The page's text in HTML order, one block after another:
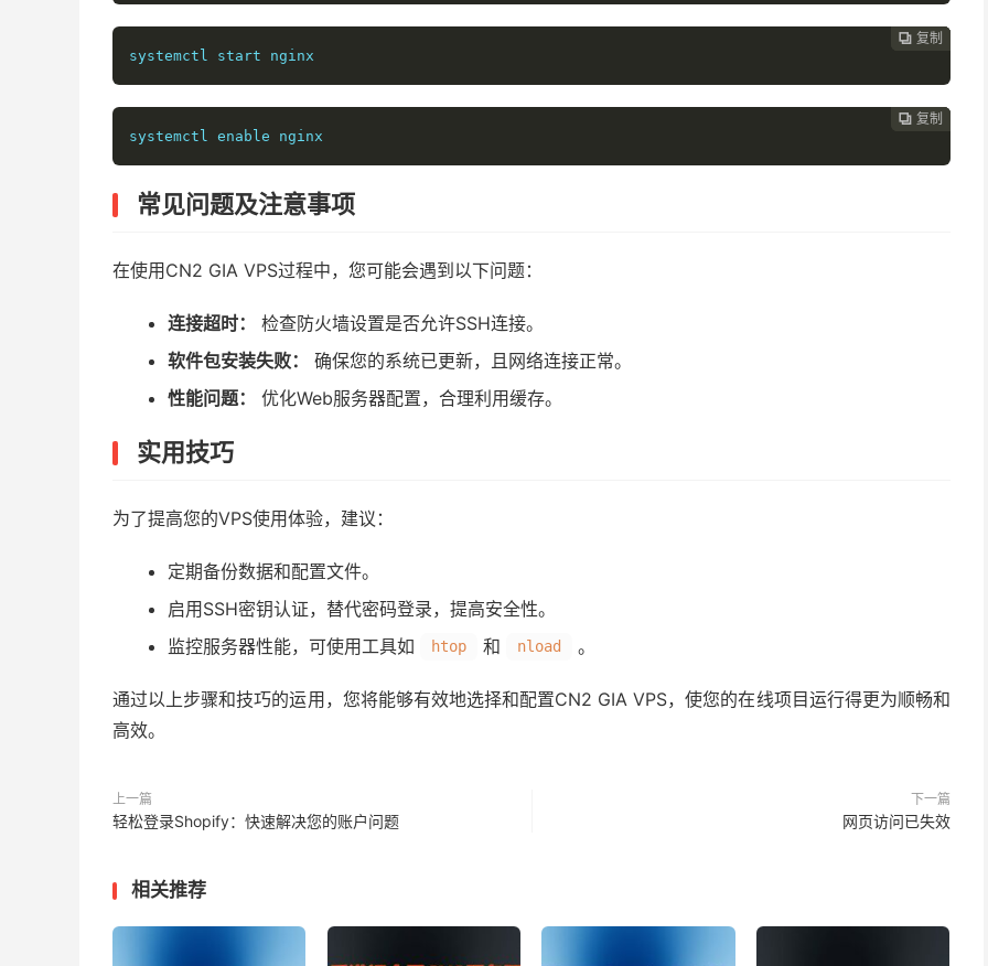
 复制
 复制
 复制
 复制
systemctl start nginx
 复制
 复制
 复制
systemctl enable nginx
常见问题及注意事项
在使用CN2 GIA VPS过程中，您可能会遇到以下问题：
连接超时：
检查防火墙设置是否允许SSH连接。
软件包安装失败：
确保您的系统已更新，且网络连接正常。
性能问题：
优化Web服务器配置，合理利用缓存。
实用技巧
为了提高您的VPS使用体验，建议：
定期备份数据和配置文件。
启用SSH密钥认证，替代密码登录，提高安全性。
监控服务器性能，可使用工具如
htop 和 nload 。
通过以上步骤和技巧的运用，您将能够有效地选择和配置CN2 GIA VPS，使您的在线项目运行得更为顺畅和
高效。
上一篇
轻松登录Shopify：快速解决您的账户问题
下一篇
网页访问已失效
相关推荐